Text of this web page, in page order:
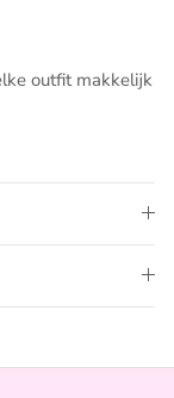
outfit makkelijk